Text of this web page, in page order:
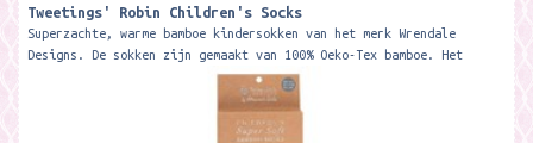
Tweetings' Robin Children's Socks ​
Superzachte, warme bamboe kindersokken van het merk Wrendale
Designs. De sokken zijn gemaakt van 100% Oeko-Tex bamboe. Het
materiaal is zacht, warm,...